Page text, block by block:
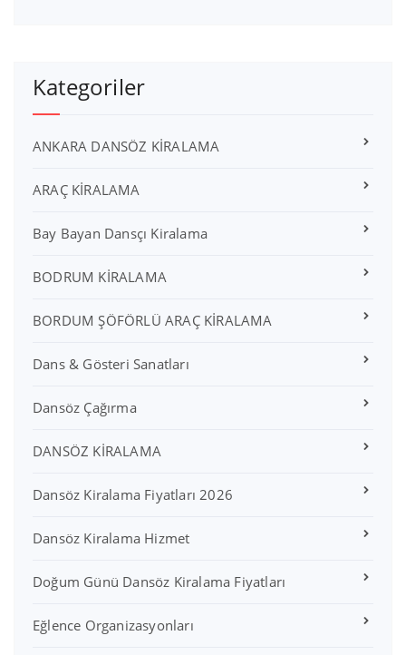
Kategoriler
ANKARA DANSÖZ KİRALAMA
ARAÇ KİRALAMA
Bay Bayan Dansçı Kiralama
BODRUM KİRALAMA
BORDUM ŞÖFÖRLÜ ARAÇ KİRALAMA
Dans & Gösteri Sanatları
Dansöz Çağırma
DANSÖZ KİRALAMA
Dansöz Kiralama Fiyatları 2026
Dansöz Kiralama Hizmet
Doğum Günü Dansöz Kiralama Fiyatları
Eğlence Organizasyonları